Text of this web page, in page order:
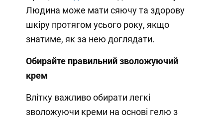
Людина може мати сяючу та здорову
шкіру протягом усього року, якщо
знатиме, як за нею доглядати.
Обирайте правильний зволожуючий
крем
Влітку важливо обирати легкі
зволожуючи креми на основі гелю з